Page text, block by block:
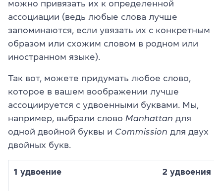
можно привязать их к определенной
ассоциации (ведь любые слова лучше
запоминаются, если увязать их с конкретным
образом или схожим словом в родном или
иностранном языке).
Так вот, можете придумать любое слово,
которое в вашем воображении лучше
ассоциируется с удвоенными буквами. Мы,
например, выбрали слово Manhattan для
одной двойной буквы и Commission для двух
двойных букв.
1 удвоение 2 удвоения